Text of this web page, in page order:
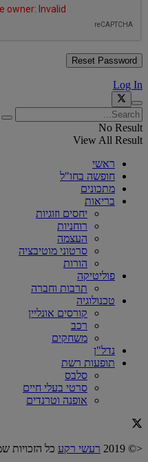
Log In
No Result
View All Result
ראשי
חופשה בחו"ל
מתכונים
בריאות
יחסים וזוגיות
רוחניות
העצמה
סרטוני מוטיבציה
הורות
פוליטיקה
תרבות וחברה
טכנולוגיה
קורסים אונליין
רכב
משחקים
נדל"ן
תופעות רשת
סלבס
סרטי בעלי חיים
אופנה וטרנדים
<© 2019 רעשי רקע כל הזכויות